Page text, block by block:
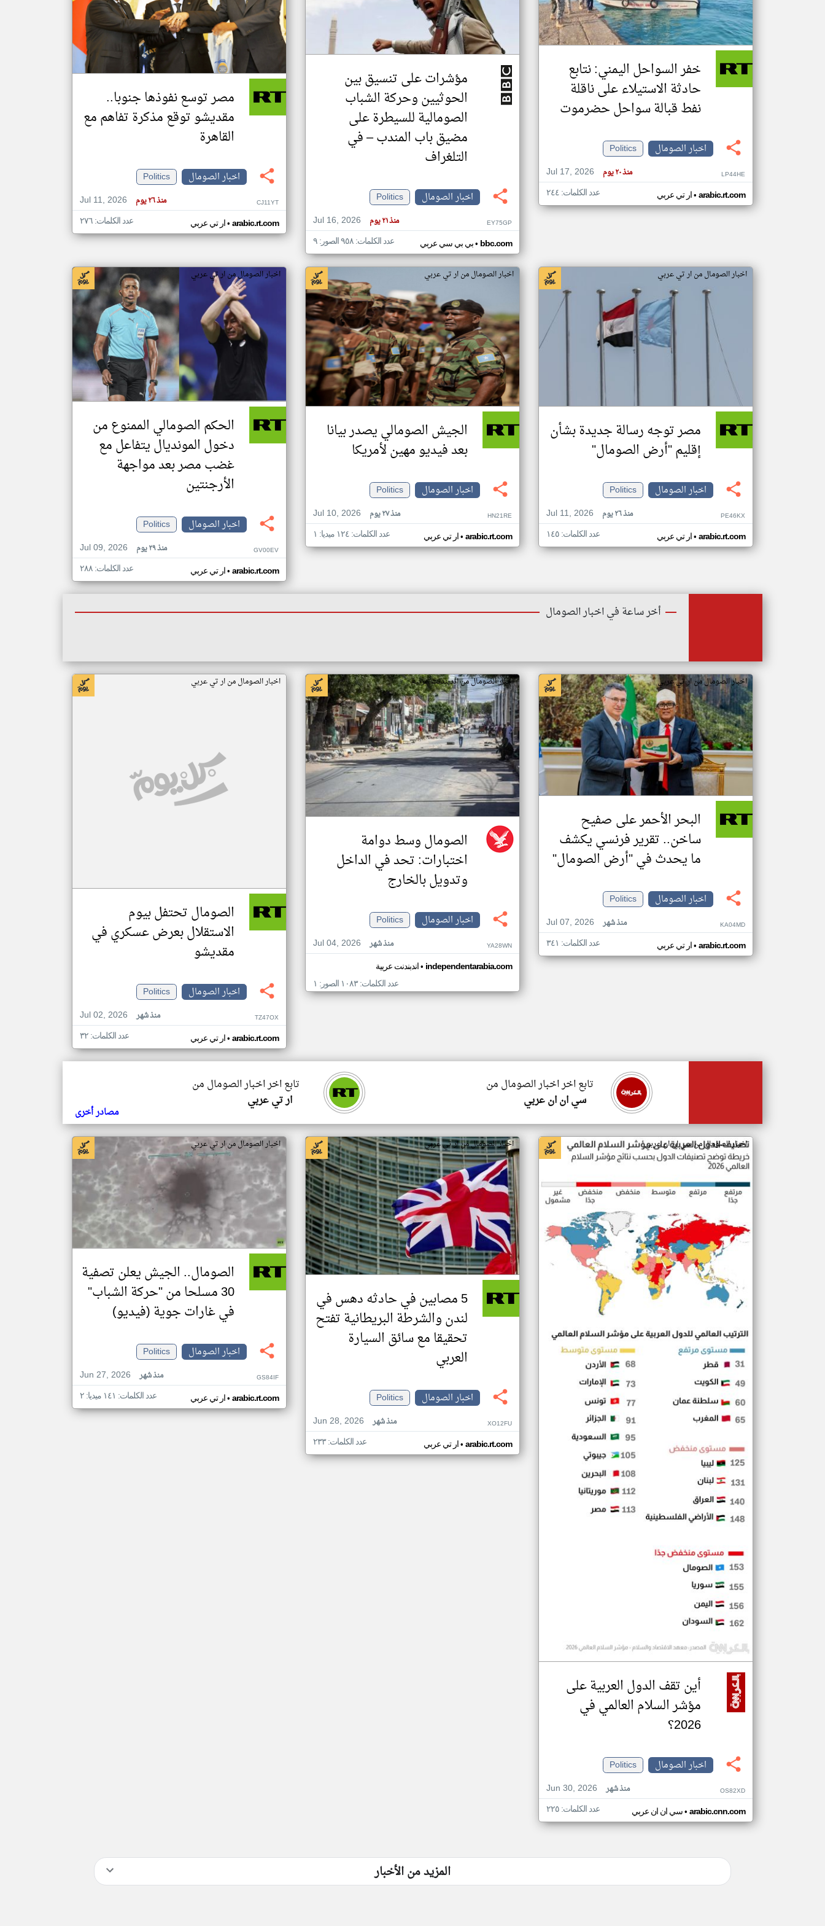
تغيير الدولة
مصادر الأخبار من الصومال
اخبار الصومال على مدار الساعة
أهم اخبار الصومال العاجلة والمباشرة
خفر السواحل اليمني: نتابع
حادثة الاستيلاء على ناقلة
نفط قبالة سواحل حضرموت
اخبار الصومال
Politics
Jul 17, 2026
منذ ٢٠ يوم LP44HE
ار تي عربي• arabic.rt.com عدد الكلمات: ٢٤٤
مؤشرات على تنسيق بين
الحوثيين وحركة الشباب
الصومالية للسيطرة على
مضيق باب المندب – في
التلغراف
اخبار الصومال
Politics
Jul 16, 2026
منذ ٢١ يوم EY75GP
بي بي سي عربي• bbc.com عدد الكلمات: ٩٥٨ الصور: ٩
مصر توسع نفوذها جنوبا..
مقديشو توقع مذكرة تفاهم مع
القاهرة
اخبار الصومال
Politics
Jul 11, 2026
منذ ٢٦ يوم CJ11YT
ار تي عربي• arabic.rt.com عدد الكلمات: ٢٧٦
اخبار الصومال من ار تي عربي
مصر توجه رسالة جديدة بشأن
إقليم "أرض الصومال"
اخبار الصومال
Politics
Jul 11, 2026
منذ ٢٦ يوم PE46KX
ار تي عربي• arabic.rt.com عدد الكلمات: ١٤٥
اخبار الصومال من ار تي عربي
الجيش الصومالي يصدر بيانا
بعد فيديو مهين لأمريكا
اخبار الصومال
Politics
Jul 10, 2026
منذ ٢٧ يوم HN21RE
ار تي عربي• arabic.rt.com عدد الكلمات: ١٢٤ ميديا: ١
اخبار الصومال من ار تي عربي
الحكم الصومالي الممنوع من
دخول المونديال يتفاعل مع
غضب مصر بعد مواجهة
الأرجنتين
اخبار الصومال
Politics
Jul 09, 2026
منذ ٢٩ يوم GV00EV
ار تي عربي• arabic.rt.com عدد الكلمات: ٢٨٨
أخر ساعة في اخبار الصومال
اخبار الصومال من ار تي عربي
البحر الأحمر على صفيح
ساخن.. تقرير فرنسي يكشف
ما يحدث في "أرض الصومال"
اخبار الصومال
Politics
Jul 07, 2026
منذ شهر KA04MD
ار تي عربي• arabic.rt.com عدد الكلمات: ٣٤١
اخبار الصومال من اندبندنت عربية
الصومال وسط دوامة
اختبارات: تحد في الداخل
وتدويل بالخارج
اخبار الصومال
Politics
Jul 04, 2026
منذ شهر YA28WN
اندبندنت عربية• independentarabia.com
عدد الكلمات: ١٠٨٣ الصور: ١
اخبار الصومال من ار تي عربي
الصومال تحتفل بيوم
الاستقلال بعرض عسكري في
مقديشو
اخبار الصومال
Politics
Jul 02, 2026
منذ شهر TZ47OX
ار تي عربي• arabic.rt.com عدد الكلمات: ٣٢
تابع اخر اخبار الصومال من
ار تي عربي
تابع اخر اخبار الصومال من
سي ان ان عربي
مصادر أخرى
اخبار الصومال من سي ان ان عربي
أين تقف الدول العربية على
مؤشر السلام العالمي في
2026؟
اخبار الصومال
Politics
Jun 30, 2026
منذ شهر OS82XD
سي ان ان عربي• arabic.cnn.com عدد الكلمات: ٢٢٥
اخبار الصومال من ار تي عربي
5 مصابين في حادثه دهس في
لندن والشرطة البريطانية تفتح
تحقيقا مع سائق السيارة
العربي
اخبار الصومال
Politics
Jun 28, 2026
منذ شهر XO12FU
ار تي عربي• arabic.rt.com عدد الكلمات: ٢٣٣
اخبار الصومال من ار تي عربي
الصومال.. الجيش يعلن تصفية
30 مسلحا من "حركة الشباب"
في غارات جوية (فيديو)
اخبار الصومال
Politics
Jun 27, 2026
منذ شهر GS84IF
ار تي عربي• arabic.rt.com عدد الكلمات: ١٤١ ميديا: ٢
المزيد من الأخبار
klyoum.com